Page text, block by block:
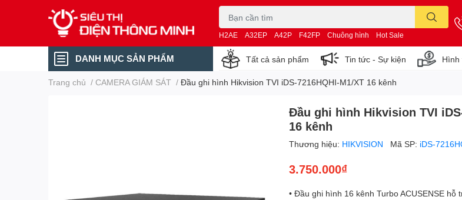
H2AE A32EP A42P F42FP Chuông hình Hot Sale
DANH MỤC SẢN PHẨM Tất cả sản phẩm Tin tức - Sự kiện Hình
Trang chủ / CAMERA GIÁM SÁT / Đầu ghi hình Hikvision TVI iDS-7216HQHI-M1/XT 16 kênh
Đầu ghi hình Hikvision TVI
16 kênh
Thương hiệu: HIKVISION Mã SP: iDS-
3.750.000₫
• Đầu ghi hình 16 kênh Turbo ACUSENSE hỗ